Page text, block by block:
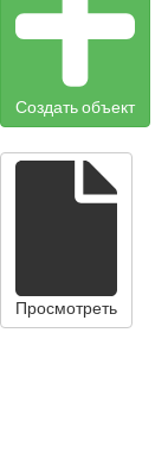
Создать объект
Просмотреть